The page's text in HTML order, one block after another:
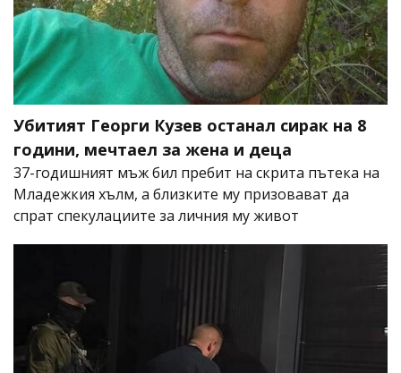
Убитият Георги Кузев останал сирак на 8
години, мечтаел за жена и деца
37-годишният мъж бил пребит на скрита пътека на
Младежкия хълм, а близките му призовават да
спрат спекулациите за личния му живот